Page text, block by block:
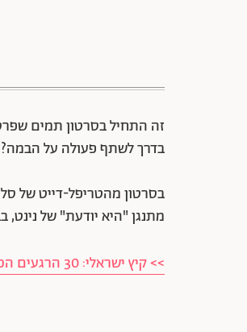
זה התחיל בסרטון תמים
בדרך לשתף פעולה על הבמה?
בסרטון מהטריפל-דייט של
מתנגן "היא יודעת" של
>> קיץ ישראלי: 30 הרגעים הכי נוסטלגיים מהחופש הגדול